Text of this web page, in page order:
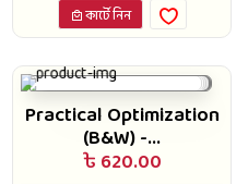
কার্টে নিন
Practical Optimization
(B&W) -...
৳ 620.00